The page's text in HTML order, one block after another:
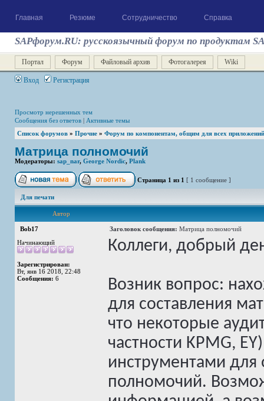
Главная Резюме Сотрудничество Справка
SAPфорум.RU: русскоязычный форум по продуктам
Портал Форум Файловый архив Фотогалерея Wiki
Вход Регистрация
Просмотр нерешенных тем
Сообщения без ответов | Активные темы
Список форумов » Прочие » Форум по компонентам, общим для всех приложений
Матрица полномочий
Модераторы: sap_nar, George Nordic, Plank
Страница 1 из 1 [ 1 сообщение ]
Для печати
Автор
Bob17 Заголовок сообщения: Матрица полномочий
Начинающий
Зарегистрирован:
Вт, янв 16 2018, 22:48
Сообщения: 6
Коллеги, добрый
Возник вопрос:
для составления
что некоторые
частности KPMG,
инструментами для
полномочий.